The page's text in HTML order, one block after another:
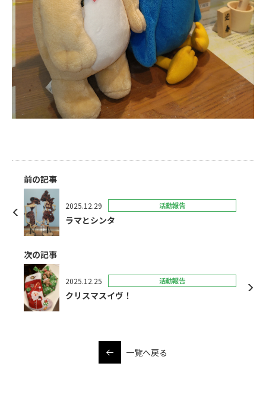
前の記事
2025.12.29 活動報告
ラマとシンタ
次の記事
2025.12.25 活動報告
クリスマスイヴ！
一覧へ戻る